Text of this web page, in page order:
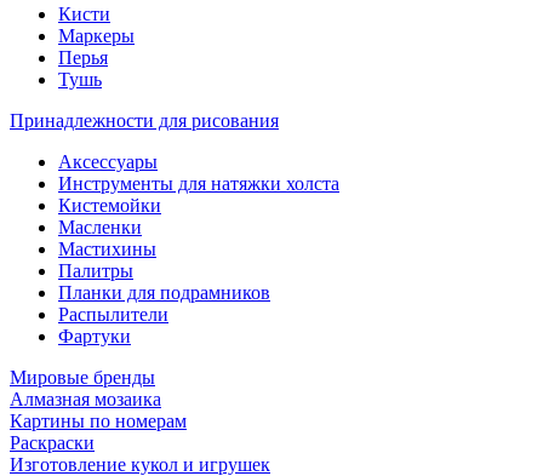
Кисти
Маркеры
Перья
Тушь
Принадлежности для рисования
Аксессуары
Инструменты для натяжки холста
Кистемойки
Масленки
Мастихины
Палитры
Планки для подрамников
Распылители
Фартуки
Мировые бренды
Алмазная мозаика
Картины по номерам
Раскраски
Изготовление кукол и игрушек